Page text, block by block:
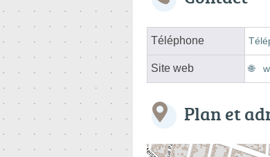
Téléphone
Site web
Plan et